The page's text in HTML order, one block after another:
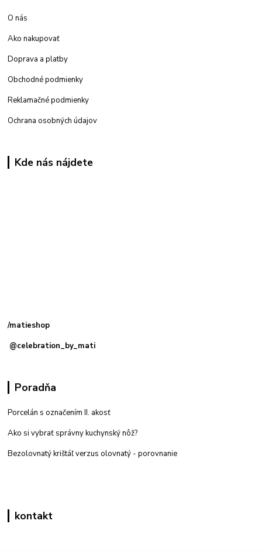
O nás
Ako nakupovať
Doprava a platby
Obchodné podmienky
Reklamačné podmienky
Ochrana osobných údajov
Kde nás nájdete
/matieshop
@celebration_by_mati
Poradňa
Porcelán s označením II. akosť
Ako si vybrať správny kuchynský nôž?
Bezolovnatý krištáľ verzus olovnatý - porovnanie
kontakt